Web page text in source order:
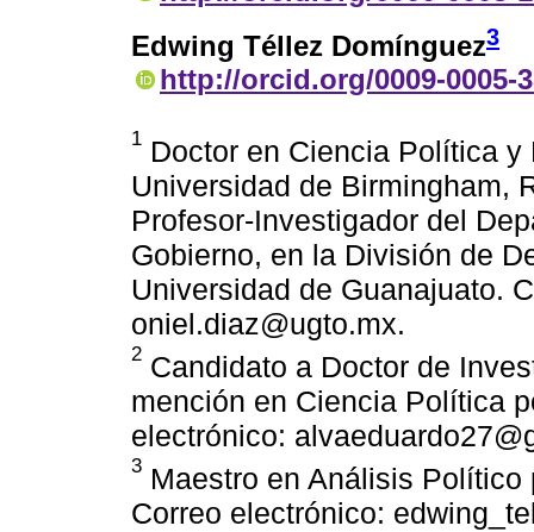
Edwing Téllez Domínguez3
http://orcid.org/0009-0005-
1 Doctor en Ciencia Política
Universidad de Birmingham,
Profesor-Investigador del
Gobierno, en la División de
Universidad de Guanajuato.
oniel.diaz@ugto.mx.
2 Candidato a Doctor de
mención en Ciencia Política
electrónico:
3 Maestro en Análisis
Correo electrónico: